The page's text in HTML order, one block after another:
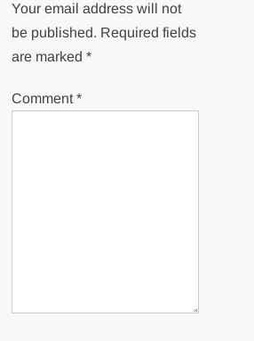
Your email address will not
be published. Required fields
are marked*
Comment*